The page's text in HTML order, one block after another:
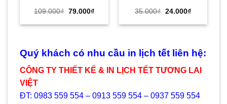
109.000₫ Giá
là:
79.000₫Giá
tại
35.000₫ Giá
là:
24.000₫Giá
tại
Quý khách có nhu cầu in lịch tết liên hệ:
CÔNG TY THIẾT KẾ & IN LỊCH TẾT TƯƠNG LAI
VIỆT
ĐT: 0983 559 554 – 0913 559 554 – 0937 559 554